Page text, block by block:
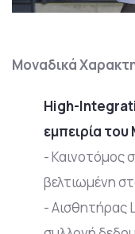
Μοναδικά
High-
εμπειρία
- Καινοτόμος
βελτιωμένη
- Αισθητήρας